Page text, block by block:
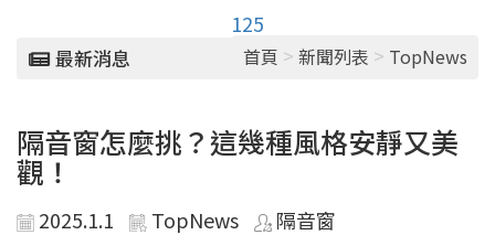
125
最新消息 首頁 > 新聞列表 > TopNews
隔音窗怎麼挑？這幾種風格安靜又美
觀！
2025.1.1 TopNews 隔音窗